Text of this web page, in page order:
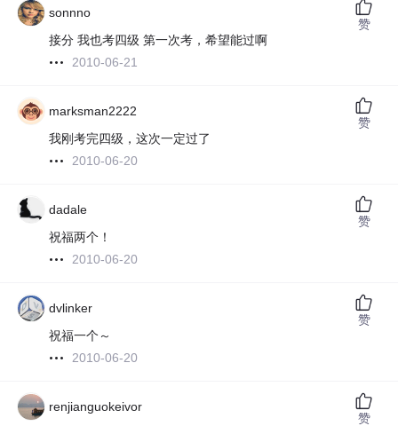
sonnno
接分 我也考四级 第一次考，希望能过啊
2010-06-21
赞
marksman2222
我刚考完四级，这次一定过了
2010-06-20
赞
dadale
祝福两个！
2010-06-20
赞
dvlinker
祝福一个～
2010-06-20
赞
renjianguokeivor
赞